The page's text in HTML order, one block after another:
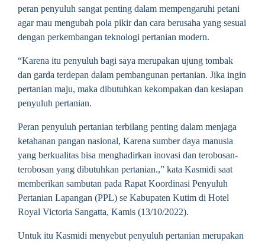
peran penyuluh sangat penting dalam mempengaruhi petani
agar mau mengubah pola pikir dan cara berusaha yang sesuai
dengan perkembangan teknologi pertanian modern.
“Karena itu penyuluh bagi saya merupakan ujung tombak
dan garda terdepan dalam pembangunan pertanian. Jika ingin
pertanian maju, maka dibutuhkan kekompakan dan kesiapan
penyuluh pertanian.
Peran penyuluh pertanian terbilang penting dalam menjaga
ketahanan pangan nasional, Karena sumber daya manusia
yang berkualitas bisa menghadirkan inovasi dan terobosan-
terobosan yang dibutuhkan pertanian.,” kata Kasmidi saat
memberikan sambutan pada Rapat Koordinasi Penyuluh
Pertanian Lapangan (PPL) se Kabupaten Kutim di Hotel
Royal Victoria Sangatta, Kamis (13/10/2022).
Untuk itu Kasmidi menyebut penyuluh pertanian merupakan